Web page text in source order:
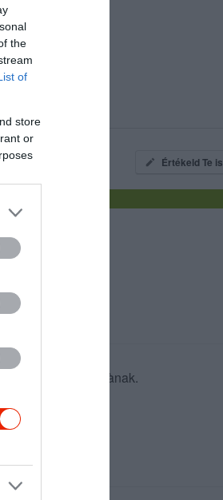
the
of
store
or
Értékeld Te is
a cukrászdànak.